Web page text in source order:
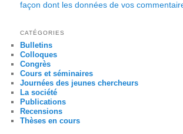
façon dont les données de vos
CATÉGORIES
Bulletins
Colloques
Congrès
Cours et séminaires
Journées des jeunes chercheurs
La société
Publications
Recensions
Thèses en cours